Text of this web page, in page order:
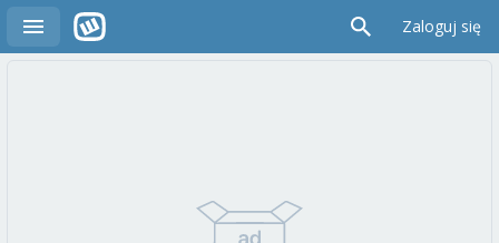
Zaloguj się